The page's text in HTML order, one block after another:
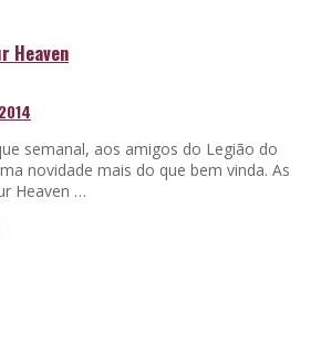
Heaven
semanal, aos amigos do Legião do
novidade mais do que bem vinda. As
Heaven …